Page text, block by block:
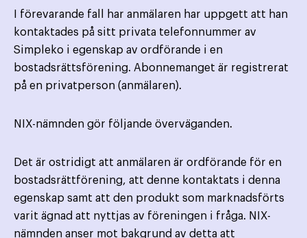
I förevarande fall har anmälaren har uppgett att han
kontaktades på sitt privata telefonnummer av
Simpleko i egenskap av ordförande i en
bostadsrättsförening. Abonnemanget är registrerat
på en privatperson (anmälaren).
NIX-nämnden gör följande överväganden.
Det är ostridigt att anmälaren är ordförande för en
bostadsrättförening, att denne kontaktats i denna
egenskap samt att den produkt som marknadsförts
varit ägnad att nyttjas av föreningen i fråga. NIX-
nämnden anser mot bakgrund av detta att